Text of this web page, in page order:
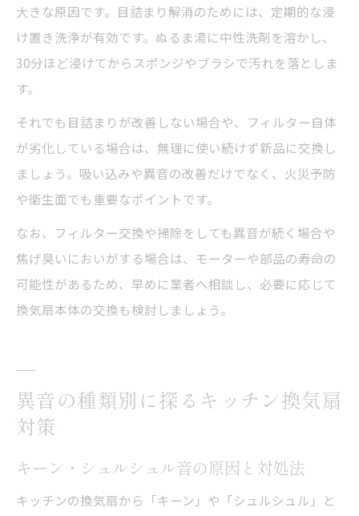
大きな原因です。目詰まり解消のためには、定期的な浸
け置き洗浄が有効です。ぬるま湯に中性洗剤を溶かし、
30分ほど浸けてからスポンジやブラシで汚れを落としま
す。
それでも目詰まりが改善しない場合や、フィルター自体
が劣化している場合は、無理に使い続けず新品に交換し
ましょう。吸い込みや異音の改善だけでなく、火災予防
や衛生面でも重要なポイントです。
なお、フィルター交換や掃除をしても異音が続く場合や
焦げ臭いにおいがする場合は、モーターや部品の寿命の
可能性があるため、早めに業者へ相談し、必要に応じて
換気扇本体の交換も検討しましょう。
異音の種類別に探るキッチン換気扇
対策
キーン・シュルシュル音の原因と対処法
キッチンの換気扇から「キーン」や「シュルシュル」と